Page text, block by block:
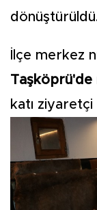
İlçe merkez
Taşköprü'de
katı ziyaretçi